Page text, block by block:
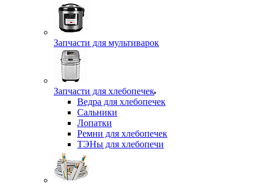
Запчасти для мультиварок
Запчасти для хлебопечек
Ведра для хлебопечек
Сальники
Лопатки
Ремни для хлебопечек
ТЭНы для хлебопечи